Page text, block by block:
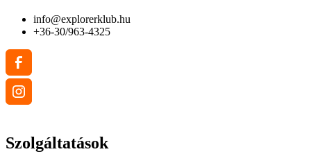
info@explorerklub.hu
+36-30/963-4325
Szolgáltatások